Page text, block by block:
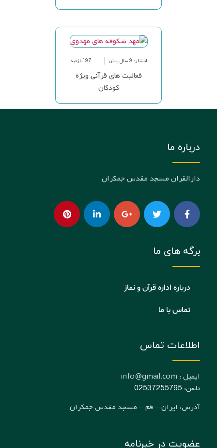
انتشار: 9 سال پیش 197بازدید
فعالیت های قرآنی ویژه
کودکان
درباره ما
دارالقران مسجد مقدس جمکران
برگه های ما
درباره اداره قرآن و نماز
تماس با ما
اطلاعات تماس
ایمیل : info@gmail.com
تلفن: 02537255795
آدرس: ایران – قم – مسجد مقدس جمکران
عضویت در خبرنامه